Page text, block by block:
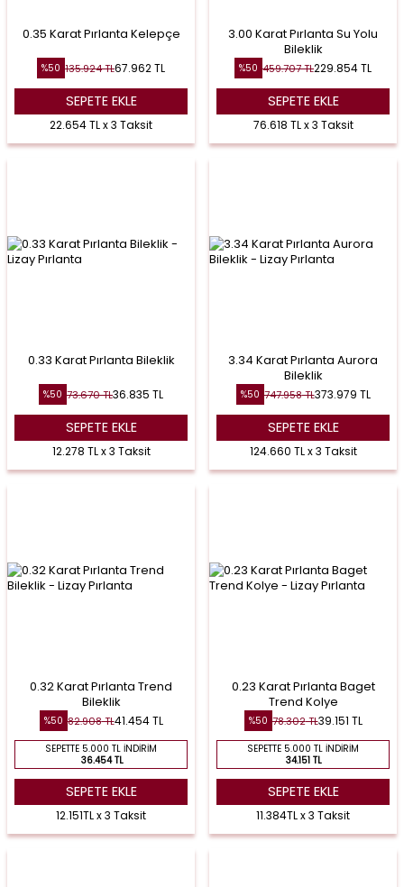
0.35 Karat Pırlanta Kelepçe
%50 135.924TL67.962TL
SEPETE EKLE
22.654 TL x 3 Taksit
3.00 Karat Pırlanta Su Yolu
Bileklik
%50 459.707TL229.854TL
SEPETE EKLE
76.618 TL x 3 Taksit
0.33 Karat Pırlanta Bileklik
%50 73.670TL36.835 TL
SEPETE EKLE
12.278 TL x 3 Taksit
3.34 Karat Pırlanta Aurora
Bileklik
%50 747.958TL373.979 TL
SEPETE EKLE
124.660 TL x 3 Taksit
0.32 Karat Pırlanta Trend
Bileklik
%50 82.908TL41.454TL
SEPETTE 5.000 TL İNDIRIM
36.454 TL
SEPETE EKLE
12.151TL x 3 Taksit
0.23 Karat Pırlanta Baget
Trend Kolye
%50 78.302TL39.151 TL
SEPETTE 5.000 TL İNDIRIM
34.151 TL
SEPETE EKLE
11.384TL x 3 Taksit